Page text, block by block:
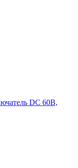
DC 60В,